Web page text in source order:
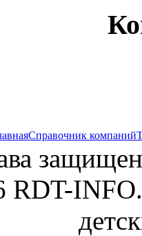
Справочник компаний